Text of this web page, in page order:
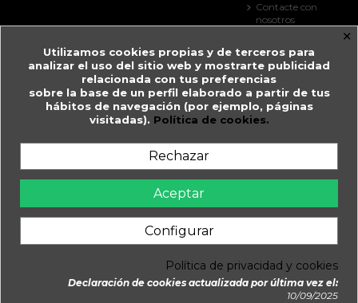
Contacte con
nosotros
Tiendas
Farmacia Guitart
Prat de la Creu, 59
Andorra
Farmàcia Guitart en Andorra la Vella.
© 2026 - Farmàcia Guitart, Creada y Gestionada perDaimatics
×
Utilizamos cookies propias y de terceros para
analizar el uso del sitio web y mostrarte publicidad
relacionada con tus preferencias
sobre la base de un perfil elaborado a partir de tus
hábitos de navegación (por ejemplo, páginas
visitadas). Política de cookies.
Rechazar
Aceptar
Configurar
Política de privacidad y cookies
Declaración de cookies actualizada por última vez el:
10/09/2025